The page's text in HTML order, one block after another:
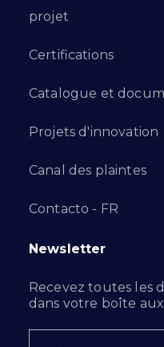
projet
Certifications
Catalogue et
Projets d'innovation
Canal des plaintes
Contacto - FR
Newsletter
Recevez toutes les
dans votre boîte